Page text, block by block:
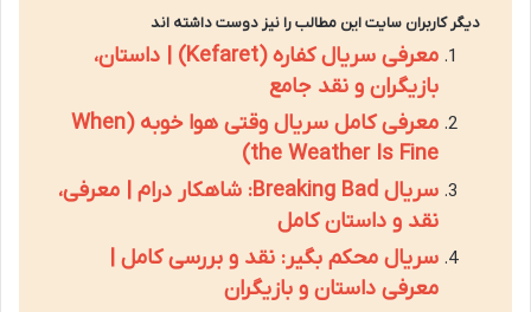
دیگر کاربران سایت این مطالب را نیز دوست داشته اند
معرفی سریال کفاره (Kefaret) | داستان،
بازیگران و نقد جامع
معرفی کامل سریال وقتی هوا خوبه (When
the Weather Is Fine)
سریال Breaking Bad: شاهکار درام | معرفی،
نقد و داستان کامل
سریال محکم بگیر: نقد و بررسی کامل |
معرفی داستان و بازیگران